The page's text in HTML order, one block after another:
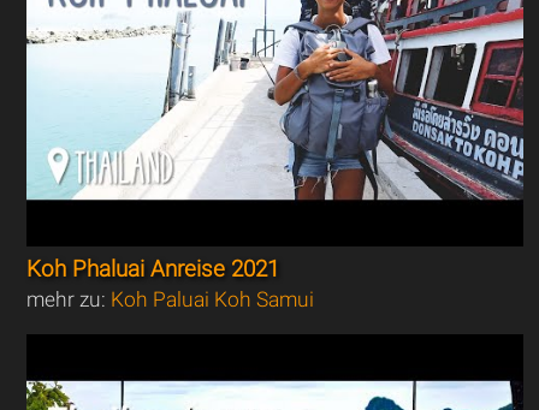
Koh Phaluai Anreise 2021
mehr zu: Koh Paluai Koh Samui